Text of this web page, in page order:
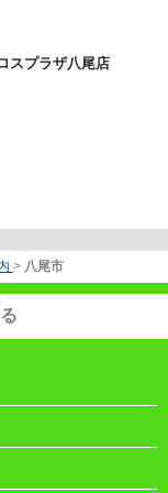
スプラザ八尾店
> 八尾市